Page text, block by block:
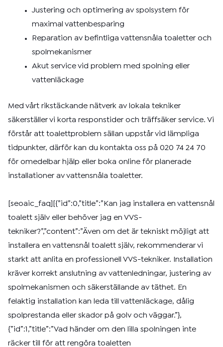
Justering och optimering av spolsystem för
maximal vattenbesparing
Reparation av befintliga vattensnåla toaletter och
spolmekanismer
Akut service vid problem med spolning eller
vattenläckage
Med vårt rikstäckande nätverk av lokala tekniker
säkerställer vi korta responstider och träffsäker service. Vi
förstår att toalettproblem sällan uppstår vid lämpliga
tidpunkter, därför kan du kontakta oss på 020 74 24 70
för omedelbar hjälp eller boka online för planerade
installationer av vattensnåla toaletter.
[seoaic_faq][{”id”:0,”title”:”Kan jag installera en vattensnål
toalett själv eller behöver jag en VVS-
tekniker?”,”content”:”Även om det är tekniskt möjligt att
installera en vattensnål toalett själv, rekommenderar vi
starkt att anlita en professionell VVS-tekniker. Installation
kräver korrekt anslutning av vattenledningar, justering av
spolmekanismen och säkerställande av täthet. En
felaktig installation kan leda till vattenläckage, dålig
spolprestanda eller skador på golv och väggar.”},
{”id”:1,”title”:”Vad händer om den lilla spolningen inte
räcker till för att rengöra toaletten